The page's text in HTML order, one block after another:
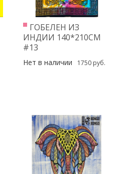
ГОБЕЛЕН ИЗ
ИНДИИ 140*210СМ
#13
Нет в наличии 1750 руб.